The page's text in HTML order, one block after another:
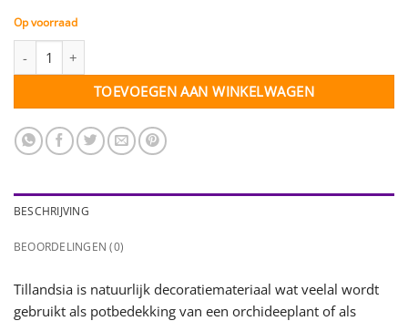
Op voorraad
TOEVOEGEN AAN WINKELWAGEN
BESCHRIJVING
BEOORDELINGEN (0)
Tillandsia is natuurlijk decoratiemateriaal wat veelal wordt
gebruikt als potbedekking van een orchideeplant of als